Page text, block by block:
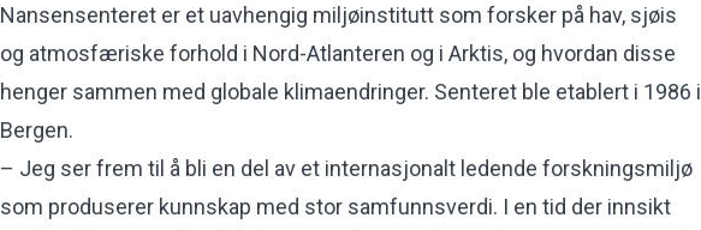
Nansensenteret er et uavhengig miljøinstitutt som forsker på hav, sjøis
og atmosfæriske forhold i Nord-Atlanteren og i Arktis, og hvordan disse
henger sammen med globale klimaendringer. Senteret ble etablert i 1986 i
Bergen.
– Jeg ser frem til å bli en del av et internasjonalt ledende forskningsmiljø
som produserer kunnskap med stor samfunnsverdi. I en tid der innsikt